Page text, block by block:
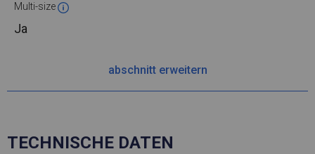
Multi-size
Ja
abschnitt erweitern
TECHNISCHE DATEN